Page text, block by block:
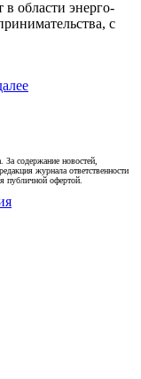
области энерго-
с
За содержание новостей,
журнала ответственности
публичной офертой.